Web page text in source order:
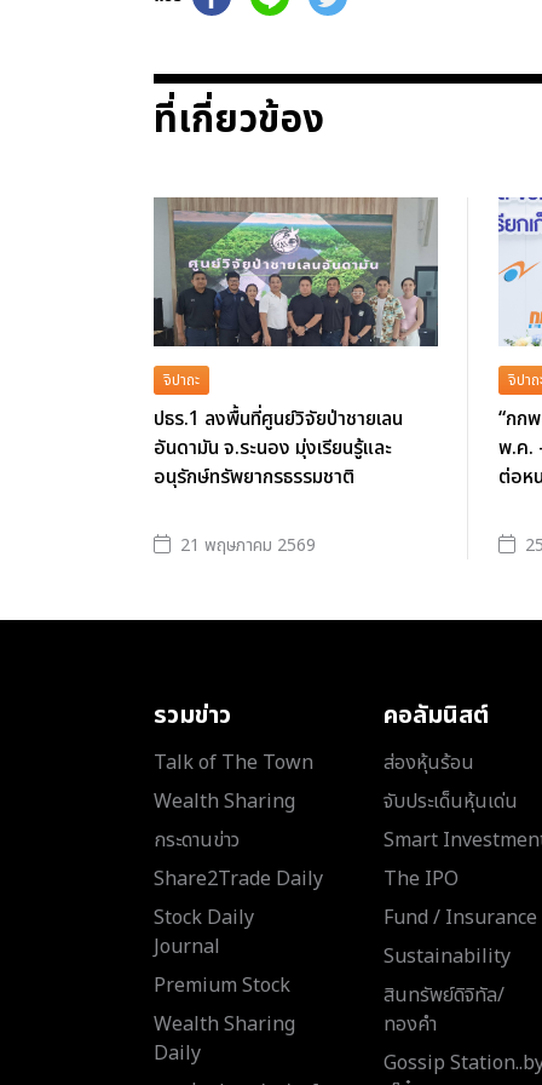
ที่เกี่ยวข้อง
จิปาถะ
ปธร.1 ลงพื้นที่ศูนย์วิจัยป่าชายเลน
อันดามัน จ.ระนอง มุ่งเรียนรู้และ
อนุรักษ์ทรัพยากรธรรมชาติ
21 พฤษภาคม 2569
จิปาถ
“กก
พ.ค.
ต่อห
รวมข่าว
Talk of The Town
Wealth Sharing
กระดานข่าว
Share2Trade Daily
Stock Daily
Journal
Premium Stock
Wealth Sharing
Daily
คอลัมนิสต์
ส่องหุ้นร้อน
จับประเด็นหุ้นเด่น
Smart
The IPO
Fund / Insurance
Sustainability
สินทรัพย์ดิจิทัล/
ทองคำ
Gossip